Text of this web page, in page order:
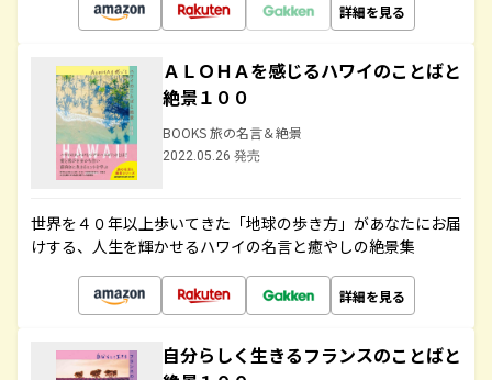
詳細を見る
ＡＬＯＨＡを感じるハワイのことばと
絶景１００
BOOKS 旅の名言＆絶景
2022.05.26 発売
世界を４０年以上歩いてきた「地球の歩き方」があなたにお届
けする、人生を輝かせるハワイの名言と癒やしの絶景集
詳細を見る
自分らしく生きるフランスのことばと